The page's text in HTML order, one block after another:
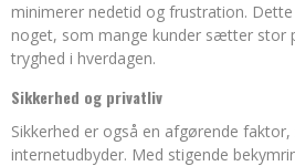
minimerer nedetid og frustration.
noget, som mange kunder sætter stor
tryghed i hverdagen.
Sikkerhed og privatliv
Sikkerhed er også en afgørende
internetudbyder. Med stigende